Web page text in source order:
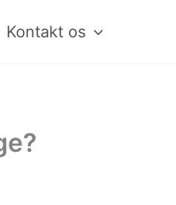
Kontakt os